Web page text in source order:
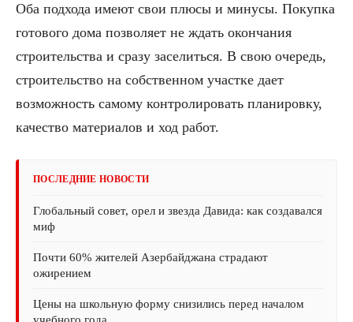
Оба подхода имеют свои плюсы и минусы. Покупка
готового дома позволяет не ждать окончания
строительства и сразу заселиться. В свою очередь,
строительство на собственном участке дает
возможность самому контролировать планировку,
качество материалов и ход работ.
ПОСЛЕДНИЕ НОВОСТИ
Глобальный совет, орел и звезда Давида: как создавался
миф
Почти 60% жителей Азербайджана страдают
ожирением
Цены на школьную форму снизились перед началом